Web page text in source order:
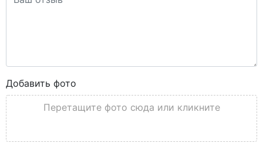
Добавить фото
Перетащите фото сюда или кликните